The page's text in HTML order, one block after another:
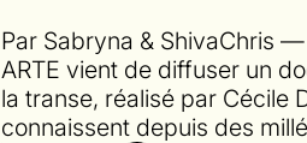
Par Sabryna & ShivaChris
ARTE vient de diffuser un
la transe, réalisé par Cécile
connaissent depuis des